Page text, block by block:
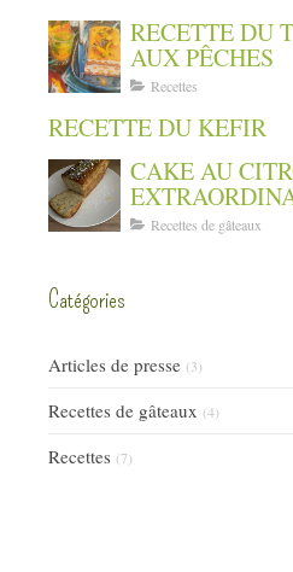
RECETTE DU
AUX PÊCHES
Recettes
RECETTE DU KEFIR
CAKE AU
Recettes de gâteaux
Catégories
Articles de presse (3)
Recettes de gâteaux (4)
Recettes (7)